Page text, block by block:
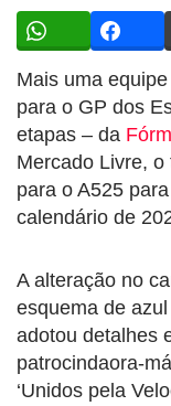
Mais uma
para o GP dos
etapas – da
Mercado Livre,
para o A525
calendário de
A alteração no
esquema de
adotou detalhes
patrocindaora-
‘Unidos pela